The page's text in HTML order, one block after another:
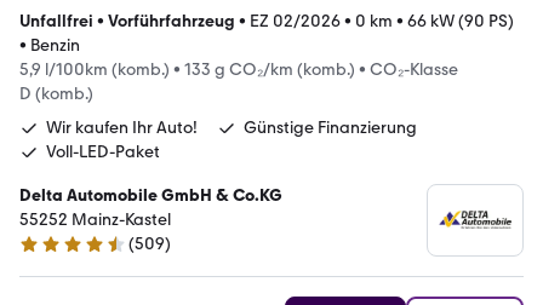
Unfallfrei • Vorführfahrzeug • EZ 02/2026• 0 km • 66 kW (90 PS)
• Benzin
5,9 l/100km (komb.) • 133 g CO₂/km (komb.) • CO₂-Klasse
D (komb.)
Wir kaufen Ihr Auto!
Günstige Finanzierung
Voll-LED-Paket
Delta Automobile GmbH & Co.KG
55252 Mainz-Kastel
4.7 Sterne
(509)